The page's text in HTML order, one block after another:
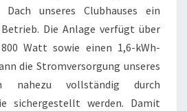
unseres Clubhauses ein
Die Anlage verfügt über
Watt sowie einen 1,6-kWh-
die Stromversorgung unseres
nahezu vollständig durch
sichergestellt werden. Damit